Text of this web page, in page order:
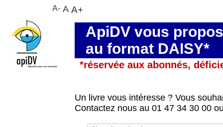
ApiDV vous
au format DAISY*
*réservée aux abonnés,
Un livre vous intéresse ? Vous
Contactez nous au 01 47 34 30 00
A- A A+